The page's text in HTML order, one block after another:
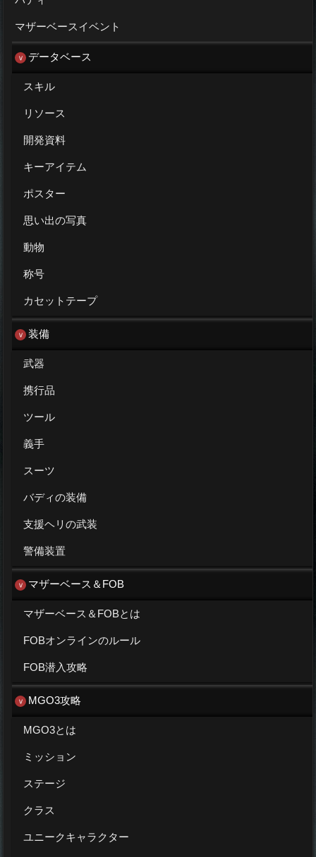
マザーベースイベント
データベース
スキル
リソース
開発資料
キーアイテム
ポスター
思い出の写真
動物
称号
カセットテープ
装備
武器
携行品
ツール
義手
スーツ
バディの装備
支援ヘリの武装
警備装置
マザーベース＆FOB
マザーベース＆FOBとは
FOBオンラインのルール
FOB潜入攻略
MGO3攻略
MGO3とは
ミッション
ステージ
クラス
ユニークキャラクター